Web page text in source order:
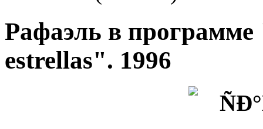
Рафаэль в программе
estrellas". 1996